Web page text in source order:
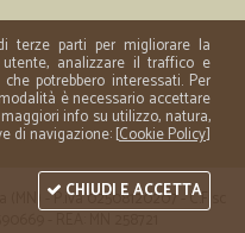
- P.iva 02508120207 - C.Fisc
- REA: MN 258721
terze parti per migliorare la
utente, analizzare il traffico e
potrebbero interessati. Per
è necessario accettare
info su utilizzo, natura,
di navigazione: [Cookie Policy]
CHIUDI E ACCETTA